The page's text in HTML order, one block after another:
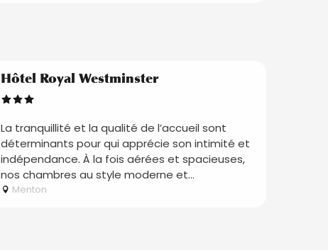
Hôtel Royal Westminster
La tranquillité et la qualité de l’accueil sont
déterminants pour qui apprécie son intimité et
indépendance. À la fois aérées et spacieuses,
nos chambres au style moderne et...
Menton